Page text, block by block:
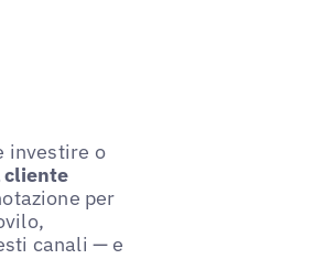
investire o
cliente
per
canali — e